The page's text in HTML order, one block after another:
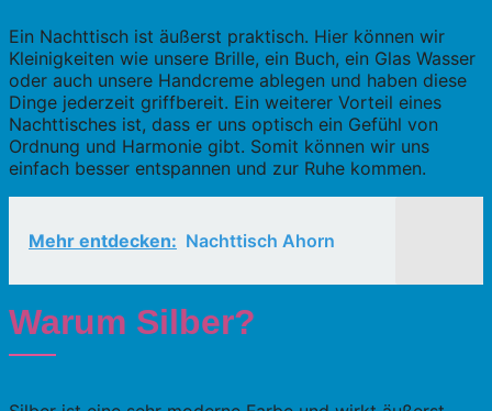
Ein Nachttisch ist äußerst praktisch. Hier können wir
Kleinigkeiten wie unsere Brille, ein Buch, ein Glas Wasser
oder auch unsere Handcreme ablegen und haben diese
Dinge jederzeit griffbereit. Ein weiterer Vorteil eines
Nachttisches ist, dass er uns optisch ein Gefühl von
Ordnung und Harmonie gibt. Somit können wir uns
einfach besser entspannen und zur Ruhe kommen.
Mehr entdecken: Nachttisch Ahorn
Warum Silber?